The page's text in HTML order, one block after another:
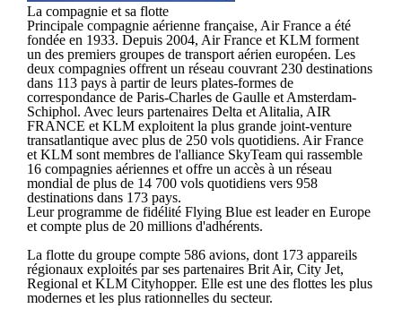
La compagnie et sa flotte
Principale compagnie aérienne française, Air France a été
fondée en 1933. Depuis 2004, Air France et KLM forment
un des premiers groupes de transport aérien européen. Les
deux compagnies offrent un réseau couvrant 230 destinations
dans 113 pays à partir de leurs plates-formes de
correspondance de Paris-Charles de Gaulle et Amsterdam-
Schiphol. Avec leurs partenaires Delta et Alitalia, AIR
FRANCE et KLM exploitent la plus grande joint-venture
transatlantique avec plus de 250 vols quotidiens. Air France
et KLM sont membres de l'alliance SkyTeam qui rassemble
16 compagnies aériennes et offre un accès à un réseau
mondial de plus de 14 700 vols quotidiens vers 958
destinations dans 173 pays.
Leur programme de fidélité Flying Blue est leader en Europe
et compte plus de 20 millions d'adhérents.
La flotte du groupe compte 586 avions, dont 173 appareils
régionaux exploités par ses partenaires Brit Air, City Jet,
Regional et KLM Cityhopper. Elle est une des flottes les plus
modernes et les plus rationnelles du secteur.